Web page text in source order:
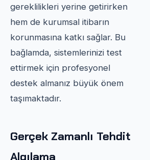
gereklilikleri yerine getirirken
hem de kurumsal itibarın
korunmasına katkı sağlar. Bu
bağlamda, sistemlerinizi test
ettirmek için profesyonel
destek almanız büyük önem
taşımaktadır.
Gerçek Zamanlı Tehdit
Algılama